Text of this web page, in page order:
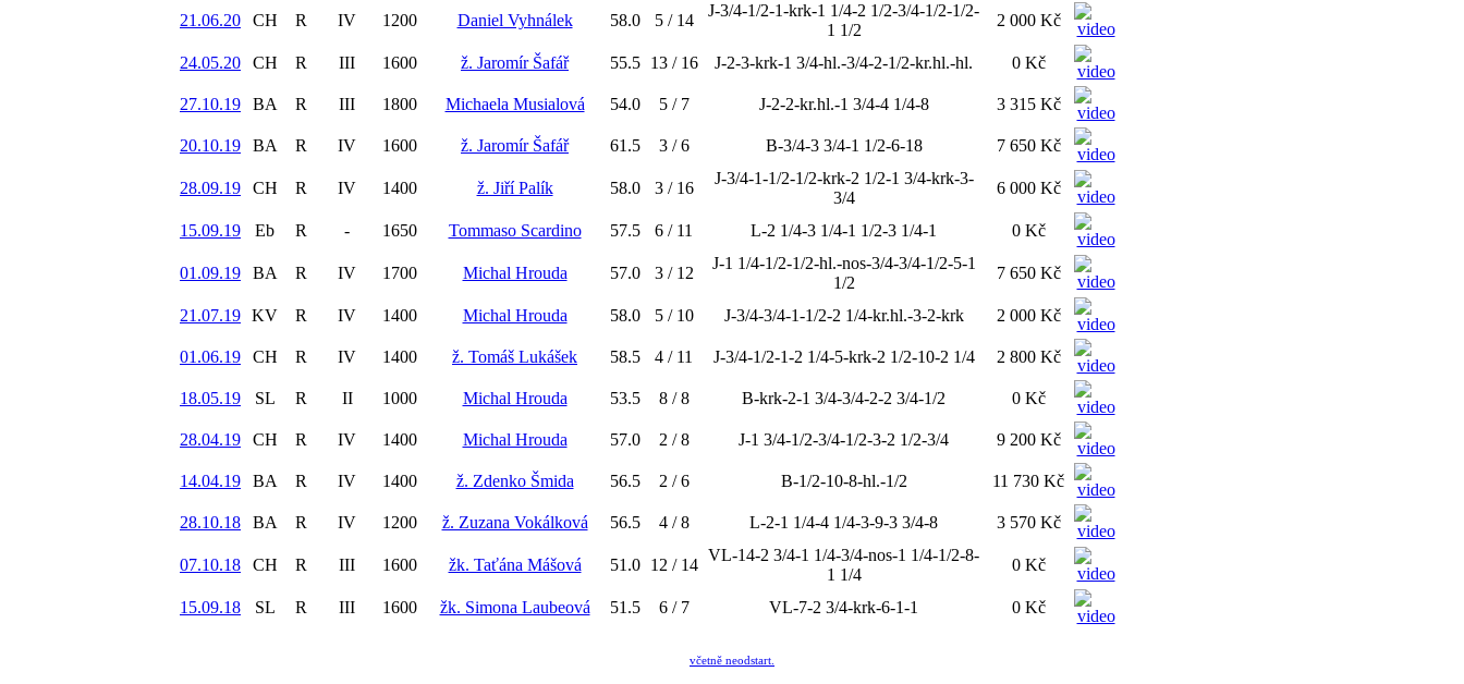
21.06.20 CH R IV 1200 Daniel Vyhnálek 58.0 5 / 14
J-3/4-1/2-1-krk-1 1/4-2 1/2-3/4-1/2-1/2-
1 1/2
2 000 Kč
24.05.20 CH R III 1600 ž. Jaromír Šafář 55.5 13 / 16 J-2-3-krk-1 3/4-hl.-3/4-2-1/2-kr.hl.-hl. 0 Kč
27.10.19 BA R III 1800 Michaela Musialová 54.0 5 / 7 J-2-2-kr.hl.-1 3/4-4 1/4-8 3 315 Kč
20.10.19 BA R IV 1600 ž. Jaromír Šafář 61.5 3 / 6 B-3/4-3 3/4-1 1/2-6-18 7 650 Kč
28.09.19 CH R IV 1400 ž. Jiří Palík 58.0 3 / 16
J-3/4-1-1/2-1/2-krk-2 1/2-1 3/4-krk-3-
3/4
6 000 Kč
15.09.19 Eb R - 1650 Tommaso Scardino 57.5 6 / 11 L-2 1/4-3 1/4-1 1/2-3 1/4-1 0 Kč
01.09.19 BA R IV 1700 Michal Hrouda 57.0 3 / 12
J-1 1/4-1/2-1/2-hl.-nos-3/4-3/4-1/2-5-1
1/2
7 650 Kč
21.07.19 KV R IV 1400 Michal Hrouda 58.0 5 / 10 J-3/4-3/4-1-1/2-2 1/4-kr.hl.-3-2-krk 2 000 Kč
01.06.19 CH R IV 1400 ž. Tomáš Lukášek 58.5 4 / 11 J-3/4-1/2-1-2 1/4-5-krk-2 1/2-10-2 1/4 2 800 Kč
18.05.19 SL R II 1000 Michal Hrouda 53.5 8 / 8 B-krk-2-1 3/4-3/4-2-2 3/4-1/2 0 Kč
28.04.19 CH R IV 1400 Michal Hrouda 57.0 2 / 8 J-1 3/4-1/2-3/4-1/2-3-2 1/2-3/4 9 200 Kč
14.04.19 BA R IV 1400 ž. Zdenko Šmida 56.5 2 / 6 B-1/2-10-8-hl.-1/2 11 730 Kč
28.10.18 BA R IV 1200 ž. Zuzana Vokálková 56.5 4 / 8 L-2-1 1/4-4 1/4-3-9-3 3/4-8 3 570 Kč
07.10.18 CH R III 1600 žk. Taťána Mášová 51.0 12 / 14
VL-14-2 3/4-1 1/4-3/4-nos-1 1/4-1/2-8-
1 1/4
0 Kč
15.09.18 SL R III 1600 žk. Simona Laubeová 51.5 6 / 7 VL-7-2 3/4-krk-6-1-1 0 Kč
včetně neodstart.